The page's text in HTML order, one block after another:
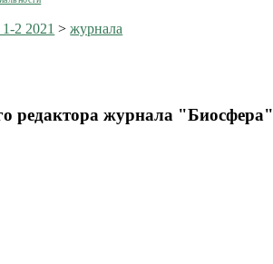
2 2021 >журнала
редактора журнала